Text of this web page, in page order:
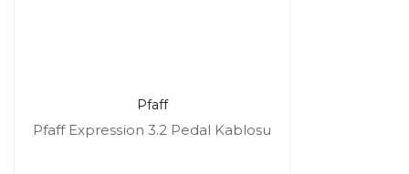
Pfaff
Pfaff Expression 3.2 Pedal Kablosu